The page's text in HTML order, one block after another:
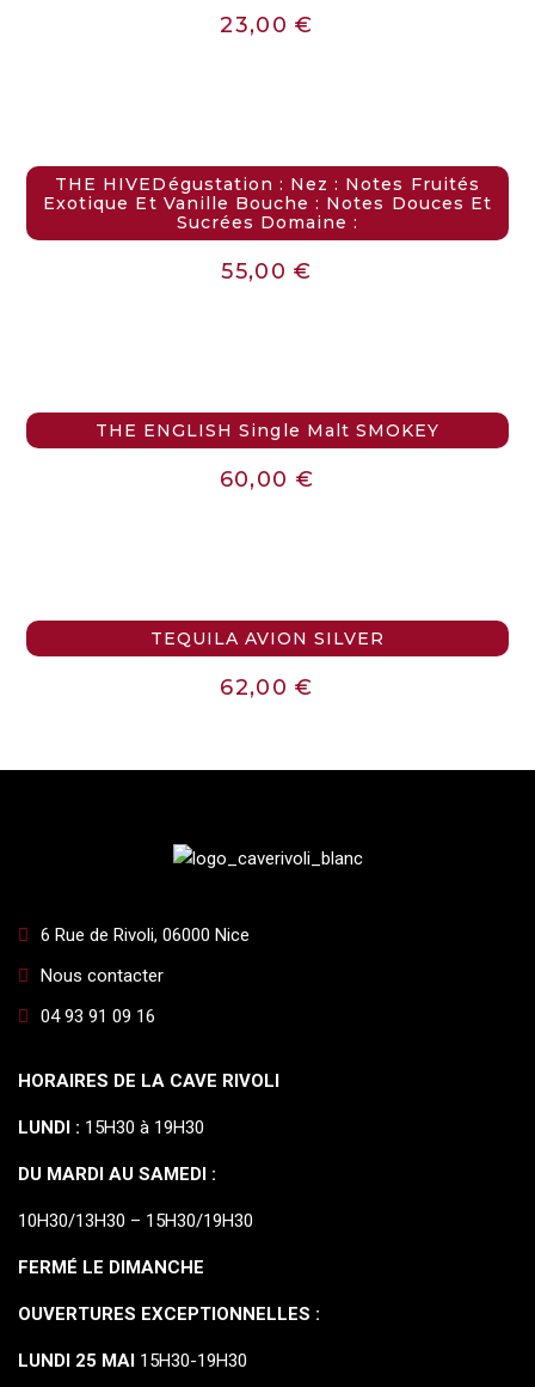
23,00€
THE HIVEDégustation : Nez : Notes Fruités
Exotique Et Vanille Bouche : Notes Douces Et
Sucrées Domaine :
55,00€
THE ENGLISH Single Malt SMOKEY
60,00 €
TEQUILA AVION SILVER
62,00€
6 Rue de Rivoli, 06000 Nice
Nous contacter
04 93 91 09 16
HORAIRES DE LA CAVE RIVOLI
LUNDI : 15H30 à 19H30
DU MARDI AU SAMEDI :
10H30/13H30 – 15H30/19H30
FERMÉ LE DIMANCHE
OUVERTURES EXCEPTIONNELLES :
LUNDI 25 MAI 15H30-19H30